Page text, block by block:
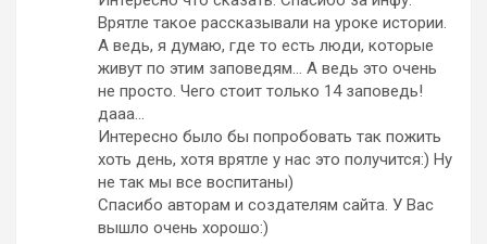
Врятле такое рассказывали на уроке истории.
А ведь, я думаю, где то есть люди, которые
живут по этим заповедям… А ведь это очень
не просто. Чего стоит только 14 заповедь!
дааа…
Интересно было бы попробовать так пожить
хоть день, хотя врятле у нас это получится:) Ну
не так мы все воспитаны)
Спасибо авторам и создателям сайта. У Вас
вышло очень хорошо:)